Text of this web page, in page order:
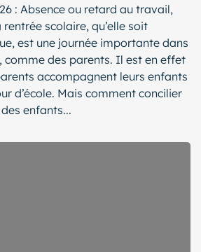
: Absence ou retard au travail,
scolaire, qu’elle soit
est une journée importante dans
comme des parents. Il est en effet
accompagnent leurs enfants
d’école. Mais comment concilier
enfants...